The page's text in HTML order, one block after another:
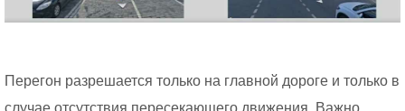
Перегон разрешается только на главной дороге и только в